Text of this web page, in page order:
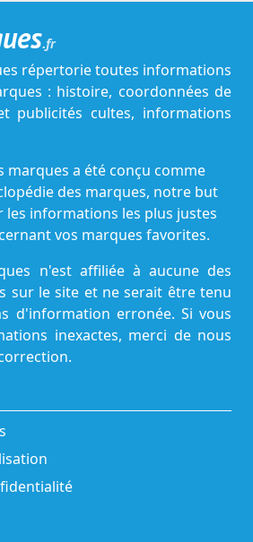
.fr
répertorie toutes informations
: histoire, coordonnées de
publicités cultes, informations
marques a été conçu comme
des marques, notre but
les informations les plus justes
vos marques favorites.
n'est affiliée à aucune des
sur le site et ne serait être tenu
d'information erronée. Si vous
inexactes, merci de nous